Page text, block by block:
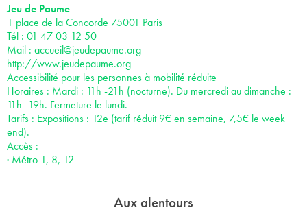
Jeu de Paume
1 place de la Concorde 75001 Paris
Tél : 01 47 03 12 50
Mail : accueil@jeudepaume.org
http://www.jeudepaume.org
Accessibilité pour les personnes à mobilité réduite
Horaires : Mardi : 11h -21h (nocturne). Du mercredi au dimanche :
11h -19h. Fermeture le lundi.
Tarifs : Expositions : 12e (tarif réduit 9€ en semaine, 7,5€ le week
end).
Accès :
· Métro 1, 8, 12
Aux alentours